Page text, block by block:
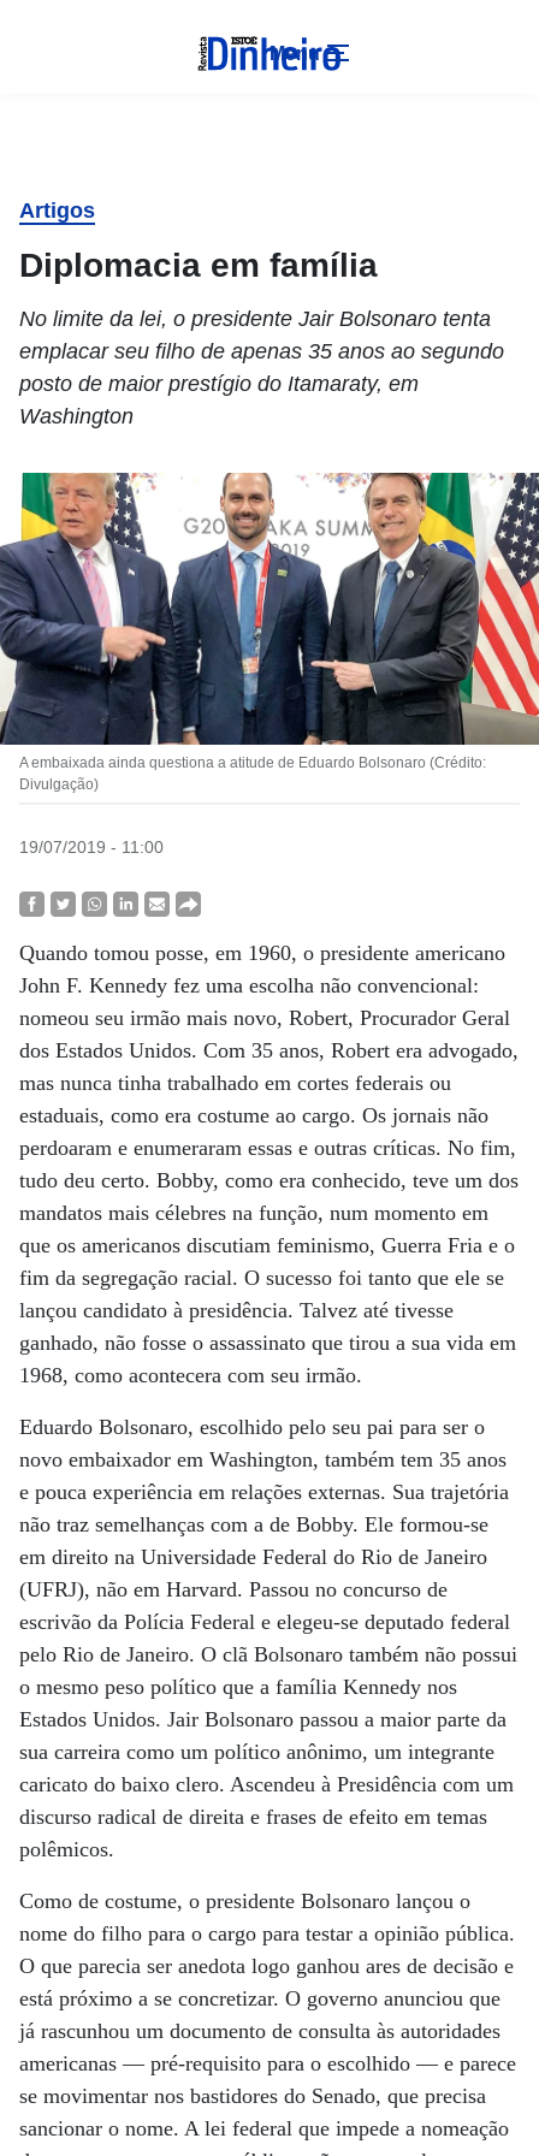
Menu
Artigos
Diplomacia em família
No limite da lei, o presidente Jair Bolsonaro tenta
emplacar seu filho de apenas 35 anos ao segundo
posto de maior prestígio do Itamaraty, em
Washington
A embaixada ainda questiona a atitude de Eduardo Bolsonaro (Crédito:
Divulgação)
19/07/2019 - 11:00
Quando tomou posse, em 1960, o presidente americano
John F. Kennedy fez uma escolha não convencional:
nomeou seu irmão mais novo, Robert, Procurador Geral
dos Estados Unidos. Com 35 anos, Robert era advogado,
mas nunca tinha trabalhado em cortes federais ou
estaduais, como era costume ao cargo. Os jornais não
perdoaram e enumeraram essas e outras críticas. No fim,
tudo deu certo. Bobby, como era conhecido, teve um dos
mandatos mais célebres na função, num momento em
que os americanos discutiam feminismo, Guerra Fria e o
fim da segregação racial. O sucesso foi tanto que ele se
lançou candidato à presidência. Talvez até tivesse
ganhado, não fosse o assassinato que tirou a sua vida em
1968, como acontecera com seu irmão.
Eduardo Bolsonaro, escolhido pelo seu pai para ser o
novo embaixador em Washington, também tem 35 anos
e pouca experiência em relações externas. Sua trajetória
não traz semelhanças com a de Bobby. Ele formou-se
em direito na Universidade Federal do Rio de Janeiro
(UFRJ), não em Harvard. Passou no concurso de
escrivão da Polícia Federal e elegeu-se deputado federal
pelo Rio de Janeiro. O clã Bolsonaro também não possui
o mesmo peso político que a família Kennedy nos
Estados Unidos. Jair Bolsonaro passou a maior parte da
sua carreira como um político anônimo, um integrante
caricato do baixo clero. Ascendeu à Presidência com um
discurso radical de direita e frases de efeito em temas
polêmicos.
Como de costume, o presidente Bolsonaro lançou o
nome do filho para o cargo para testar a opinião pública.
O que parecia ser anedota logo ganhou ares de decisão e
está próximo a se concretizar. O governo anunciou que
já rascunhou um documento de consulta às autoridades
americanas ­— pré-requisito para o escolhido — e parece
se movimentar nos bastidores do Senado, que precisa
sancionar o nome. A lei federal que impede a nomeação